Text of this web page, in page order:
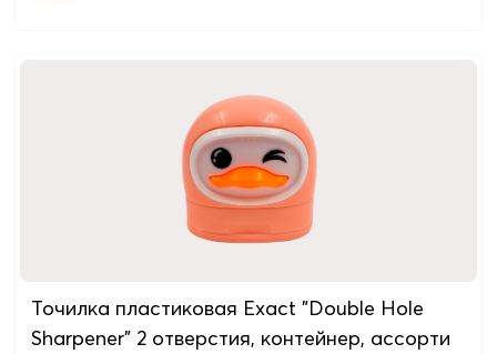
Точилка пластиковая Exact "Double Hole
Sharpener" 2 отверстия, контейнер, ассорти